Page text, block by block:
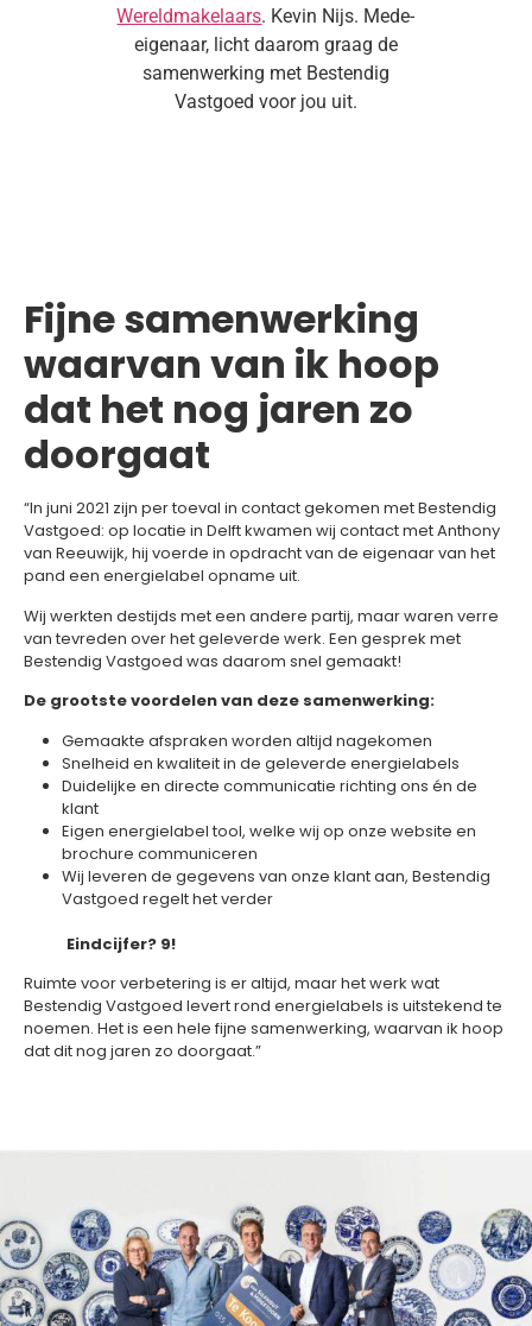
Wereldmakelaars. Kevin Nijs. Mede-
eigenaar, licht daarom graag de
samenwerking met Bestendig
Vastgoed voor jou uit.
Fijne samenwerking
waarvan van ik hoop
dat het nog jaren zo
doorgaat
“In juni 2021 zijn per toeval in contact gekomen met Bestendig
Vastgoed: op locatie in Delft kwamen wij contact met Anthony
van Reeuwijk, hij voerde in opdracht van de eigenaar van het
pand een energielabel opname uit.
Wij werkten destijds met een andere partij, maar waren verre
van tevreden over het geleverde werk. Een gesprek met
Bestendig Vastgoed was daarom snel gemaakt!
De grootste voordelen van deze samenwerking:
Gemaakte afspraken worden altijd nagekomen
Snelheid en kwaliteit in de geleverde energielabels
Duidelijke en directe communicatie richting ons én de
klant
Eigen energielabel tool, welke wij op onze website en
brochure communiceren
Wij leveren de gegevens van onze klant aan, Bestendig
Vastgoed regelt het verder
Eindcijfer? 9!
Ruimte voor verbetering is er altijd, maar het werk wat
Bestendig Vastgoed levert rond energielabels is uitstekend te
noemen. Het is een hele fijne samenwerking, waarvan ik hoop
dat dit nog jaren zo doorgaat.”